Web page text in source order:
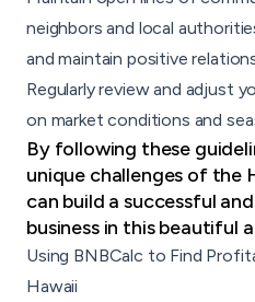
neighbors and local
and maintain positive
Regularly review and adjust
on market conditions and
By following these
unique challenges of the
can build a successful
business in this beautiful
Using BNBCalc to Find
Hawaii